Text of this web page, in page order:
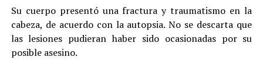
Su cuerpo presentó una fractura y traumatismo en la
cabeza, de acuerdo con la autopsia. No se descarta que
las lesiones pudieran haber sido ocasionadas por su
posible asesino.